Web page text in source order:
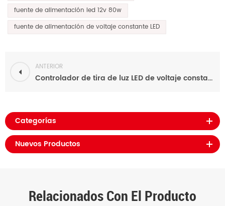
fuente de alimentación led 12v 80w
fuente de alimentación de voltaje constante LED
ANTERIOR
Controlador de tira de luz LED de voltaje constante regulable con señal dual de 0 a 10 V, 24 V y 96 W
Categorías
Nuevos Productos
Relacionados Con El Producto